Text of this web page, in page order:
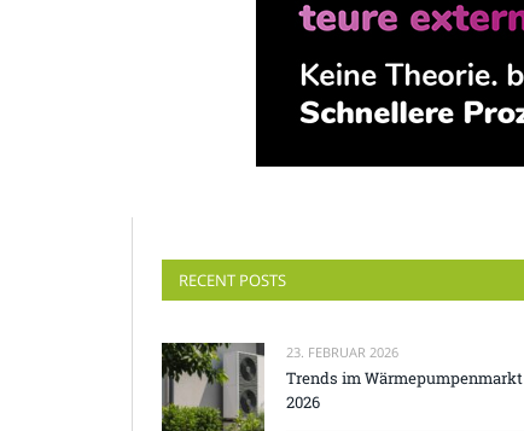
RECENT POSTS
23. FEBRUAR 2026
Trends im Wärmepumpenmarkt
2026